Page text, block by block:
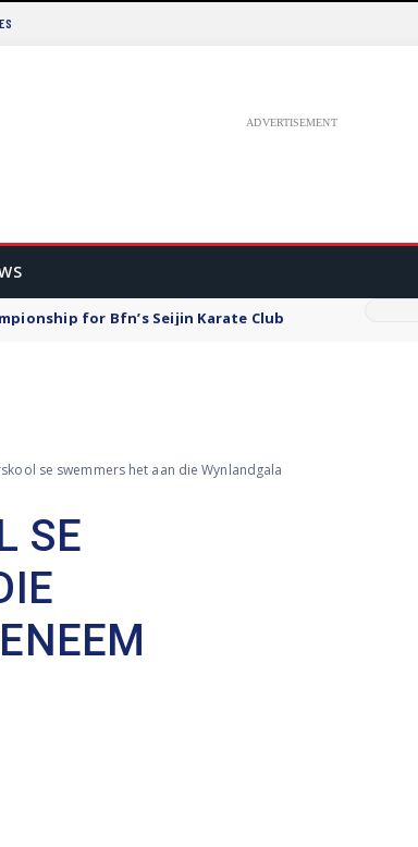
ADVERTISEMENT
for Bfn’s Seijin Karate Club
se swemmers het aan die Wynlandgala
SE